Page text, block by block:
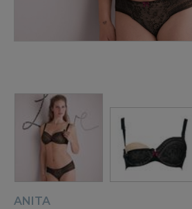
ANITA